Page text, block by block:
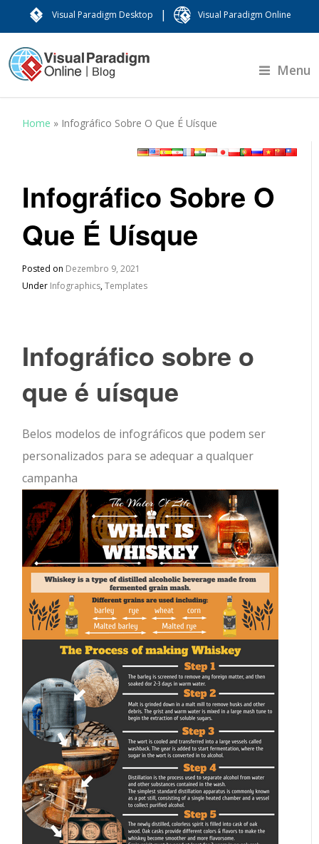
Visual Paradigm Desktop | Visual Paradigm Online
Menu
Home » Infográfico Sobre O Que É Uísque
Infográfico Sobre O
Que É Uísque
Posted on Dezembro 9, 2021
Under Infographics,Templates
Infográfico sobre o
que é uísque
Belos modelos de infográficos que podem ser
personalizados para se adequar a qualquer
campanha